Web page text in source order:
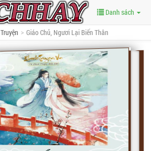
Danh sách
Truyện Giáo Chủ, Ngươi Lại Biến Thân